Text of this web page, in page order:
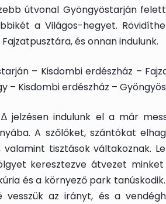
útvonal Gyöngyöstarján
a Világos-hegyet.
és onnan indulunk.
– Kisdombi erdészház –
– Kisdombi erdészház –
jelzésen indulunk el a már
A szőlőket, szántókat
tisztások váltakoznak.
keresztezve átvezet minket
és a környező park
az irányt, és a